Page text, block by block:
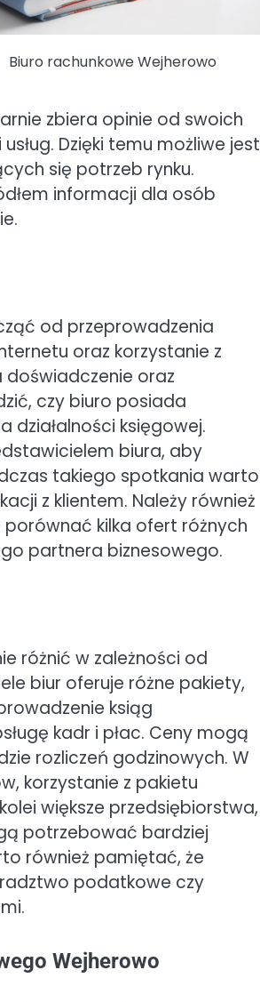
Biuro rachunkowe Wejherowo
zbiera opinie od swoich
Dzięki temu możliwe jest
się potrzeb rynku.
informacji dla osób
od przeprowadzenia
oraz korzystanie z
oraz
czy biuro posiada
księgowej.
biura, aby
takiego spotkania warto
z klientem. Należy również
kilka ofert różnych
partnera biznesowego.
różnić w zależności od
biur oferuje różne pakiety,
ksiąg
kadr i płac. Ceny mogą
rozliczeń godzinowych. W
korzystanie z pakietu
większe przedsiębiorstwa,
potrzebować bardziej
również pamiętać, że
podatkowe czy
Wejherowo